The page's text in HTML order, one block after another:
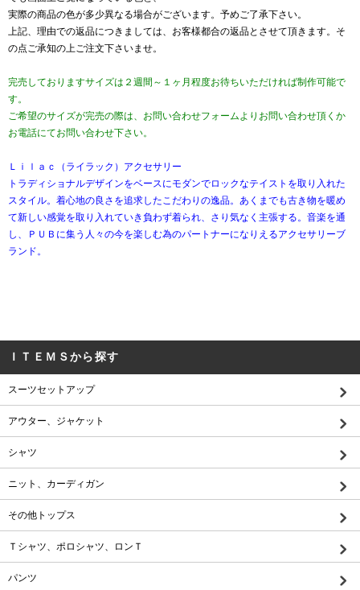
実際の商品の色が多少異なる場合がございます。予めご了承下さい。
上記、理由での返品につきましては、お客様都合の返品とさせて頂きます。そ
の点ご承知の上ご注文下さいませ。
完売しておりますサイズは２週間～１ヶ月程度お待ちいただければ制作可能で
す。
ご希望のサイズが完売の際は、お問い合わせフォームよりお問い合わせ頂くか
お電話にてお問い合わせ下さい。
Ｌｉｌａｃ（ライラック）アクセサリー
トラディショナルデザインをベースにモダンでロックなテイストを取り入れた
スタイル。着心地の良さを追求したこだわりの逸品。あくまでも古き物を暖め
て新しい感覚を取り入れていき負わず着られ、さり気なく主張する。音楽を通
し、ＰＵＢに集う人々の今を楽しむ為のパートナーになりえるアクセサリーブ
ランド。
ＩＴＥＭＳから探す
スーツセットアップ
アウター、ジャケット
シャツ
ニット、カーディガン
その他トップス
Ｔシャツ、ポロシャツ、ロンＴ
パンツ